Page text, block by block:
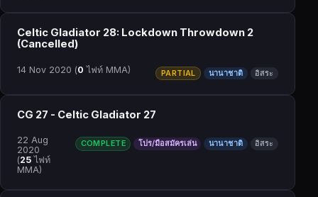
14 Nov 2020 (0 ไฟท์ MMA)
Celtic Gladiator 28: Lockdown Throwdown 2
(Cancelled)
PARTIAL นานาชาติ อิสระ
22 Aug
2020
(25 ไฟท์
MMA)
CG 27 - Celtic Gladiator 27
COMPLETE โปร/มือสมัครเล่น นานาชาติ อิสระ